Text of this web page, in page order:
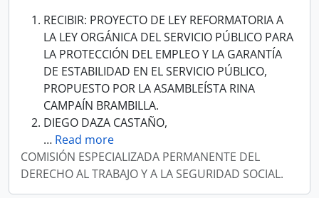
RECIBIR: PROYECTO DE LEY REFORMATORIA A
LA LEY ORGÁNICA DEL SERVICIO PÚBLICO PARA
LA PROTECCIÓN DEL EMPLEO Y LA GARANTÍA
DE ESTABILIDAD EN EL SERVICIO PÚBLICO,
PROPUESTO POR LA ASAMBLEÍSTA RINA
CAMPAÍN BRAMBILLA.
DIEGO DAZA CASTAÑO,
… Read more
COMISIÓN ESPECIALIZADA PERMANENTE DEL
DERECHO AL TRABAJO Y A LA SEGURIDAD SOCIAL.